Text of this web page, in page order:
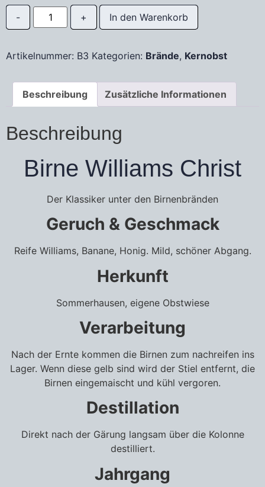
In den Warenkorb
Artikelnummer: B3 Kategorien: Brände, Kernobst
Beschreibung Zusätzliche Informationen
Beschreibung
Birne Williams Christ
Der Klassiker unter den Birnenbränden
Geruch & Geschmack
Reife Williams, Banane, Honig. Mild, schöner Abgang.
Herkunft
Sommerhausen, eigene Obstwiese
Verarbeitung
Nach der Ernte kommen die Birnen zum nachreifen ins
Lager. Wenn diese gelb sind wird der Stiel entfernt, die
Birnen eingemaischt und kühl vergoren.
Destillation
Direkt nach der Gärung langsam über die Kolonne
destilliert.
Jahrgang